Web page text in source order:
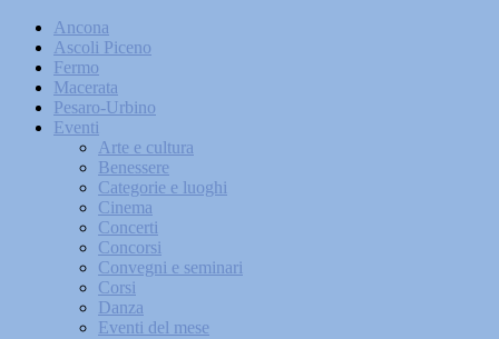
Ancona
Ascoli Piceno
Fermo
Macerata
Pesaro-Urbino
Eventi
Arte e cultura
Benessere
Categorie e luoghi
Cinema
Concerti
Concorsi
Convegni e seminari
Corsi
Danza
Eventi del mese